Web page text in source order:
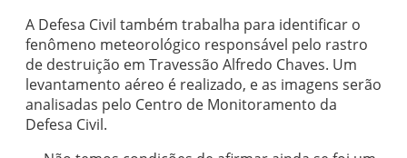
A Defesa Civil também trabalha para identificar o
fenômeno meteorológico responsável pelo rastro
de destruição em Travessão Alfredo Chaves. Um
levantamento aéreo é realizado, e as imagens serão
analisadas pelo Centro de Monitoramento da
Defesa Civil.